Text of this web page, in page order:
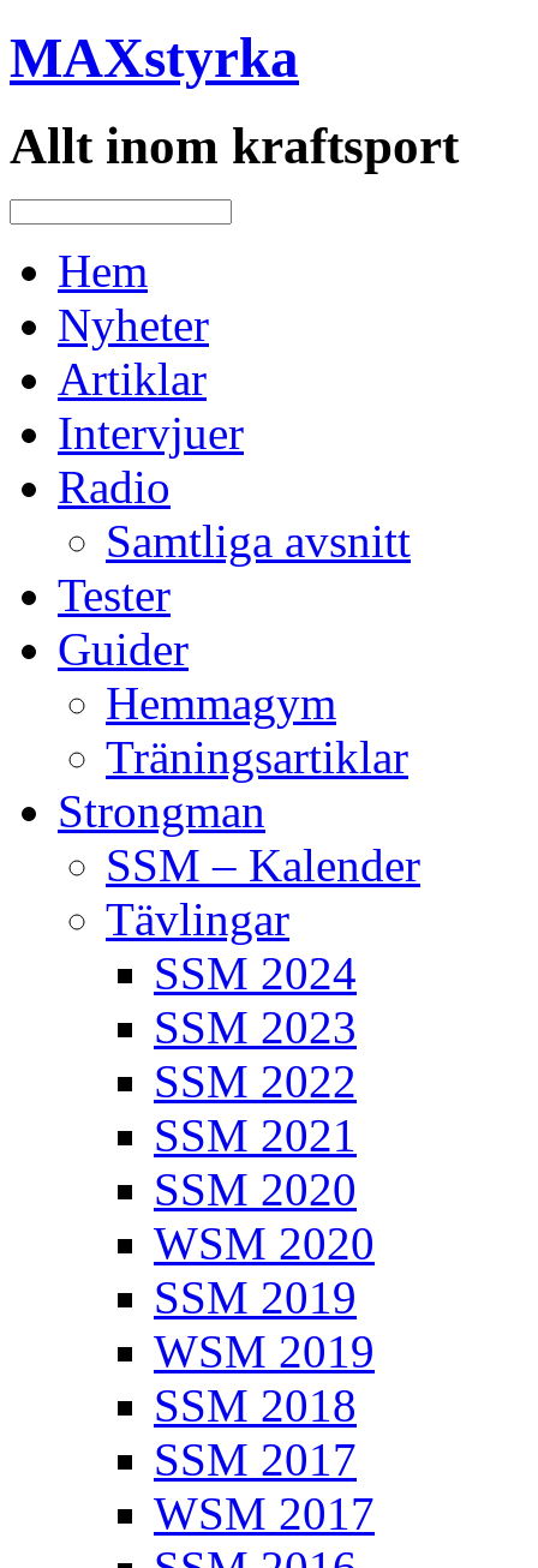
MAXstyrka
Allt inom kraftsport
Hem
Nyheter
Artiklar
Intervjuer
Radio
Samtliga avsnitt
Tester
Guider
Hemmagym
Träningsartiklar
Strongman
SSM – Kalender
Tävlingar
SSM 2024
SSM 2023
SSM 2022
SSM 2021
SSM 2020
WSM 2020
SSM 2019
WSM 2019
SSM 2018
SSM 2017
WSM 2017